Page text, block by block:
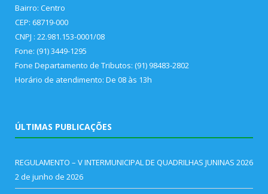
Bairro: Centro
CEP: 68719-000
CNPJ : 22.981.153-0001/08
Fone: (91) 3449-1295
Fone Departamento de Tributos: (91) 98483-2802
Horário de atendimento: De 08 às 13h
ÚLTIMAS PUBLICAÇÕES
REGULAMENTO – V INTERMUNICIPAL DE QUADRILHAS JUNINAS 2026
2 de junho de 2026